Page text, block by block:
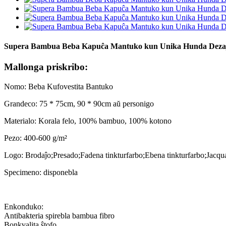
Supera Bambua Beba Kapuĉa Mantuko kun Unika Hunda
Mallonga priskribo:
Nomo: Beba Kufovestita Bantuko
Grandeco: 75 * 75cm, 90 * 90cm aŭ personigo
Materialo: Korala felo, 100% bambuo, 100% kotono
Pezo: 400-600 g/m²
Logo: Brodaĵo;Presado;Fadena tinkturfarbo;Ebena
Specimeno: disponebla
Enkonduko:
Antibakteria spirebla bambua fibro